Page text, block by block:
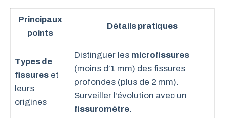
Principaux
points
Détails pratiques
Types de
fissures et
leurs
origines
Distinguer les microfissures
(moins d’1 mm) des fissures
profondes (plus de 2 mm).
Surveiller l’évolution avec un
fissuromètre.